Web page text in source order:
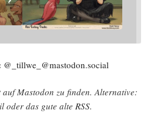
@_tillwe_@mastodon.social
Mast­o­don zu fin­den. Alter­na­ti­ve:
oder das gute alte RSS.